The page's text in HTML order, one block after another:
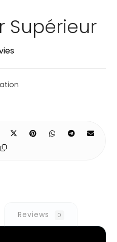
Supérieur
Reviews 0